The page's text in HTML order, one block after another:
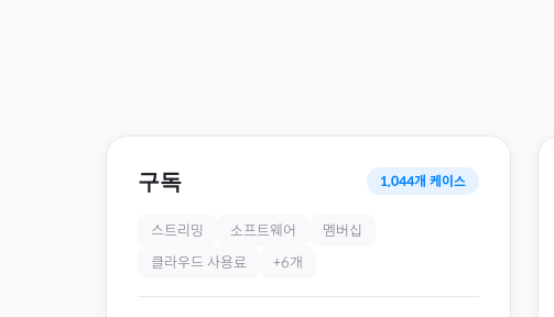
구독 1,044개 케이스
스트리밍 소프트웨어
멤버십
클라우드 사용료
+6개